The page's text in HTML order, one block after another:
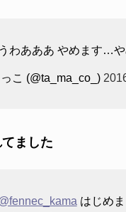
うわあああ やめます…
こ (@ta_ma_co_)
ました
はじめ